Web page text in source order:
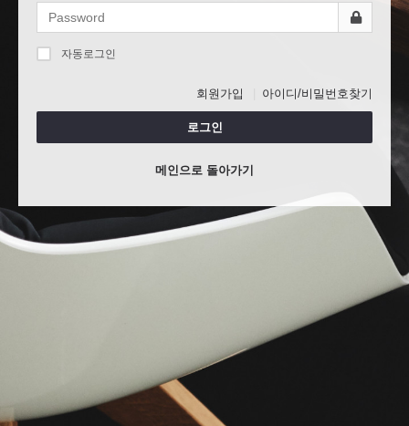
자동로그인
회원가입 아이디/비밀번호찾기
로그인
메인으로 돌아가기